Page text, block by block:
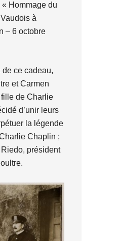
Hommage du
à
– 6 octobre
ce cadeau,
et Carmen
de Charlie
d’unir leurs
la légende
Chaplin ;
président